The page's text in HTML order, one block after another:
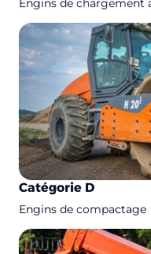
Engins de chargement
Catégorie D
Engins de compactage